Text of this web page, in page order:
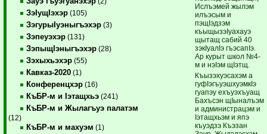
ЗэIущIэхэр (105)
ЗэгурыIуэныгъэхэр (3)
Зэпеуэхэр (131)
ЗэпыщIэныгъэхэр (28)
Зэхыхьэхэр (55)
Кавказ-2020 (1)
Конференцхэр (16)
КъБР-м и Iэтащхьэ (241)
КъБР-м и Жылагъуэ палатэм
(12)
КъБР-м и махуэм (1)
Ислъэмей жылэм
илъэсым и
пэщIэдзэм
къыщызэIуахауэ
щытащ сабий 40
зэкIуалIэ гъэсапIэ.
Ар курыт школ №4-
м и нэIэм щIэтщ.
Къызэхуэсахэм а
гуфIэгъуэшхуэмкIэ
гуапэу ехъуэхъуащ
Бахъсэн щIыналъэм
и администрацэм и
Iэтащхьэм и япэ
къуэдзэ Къэзан